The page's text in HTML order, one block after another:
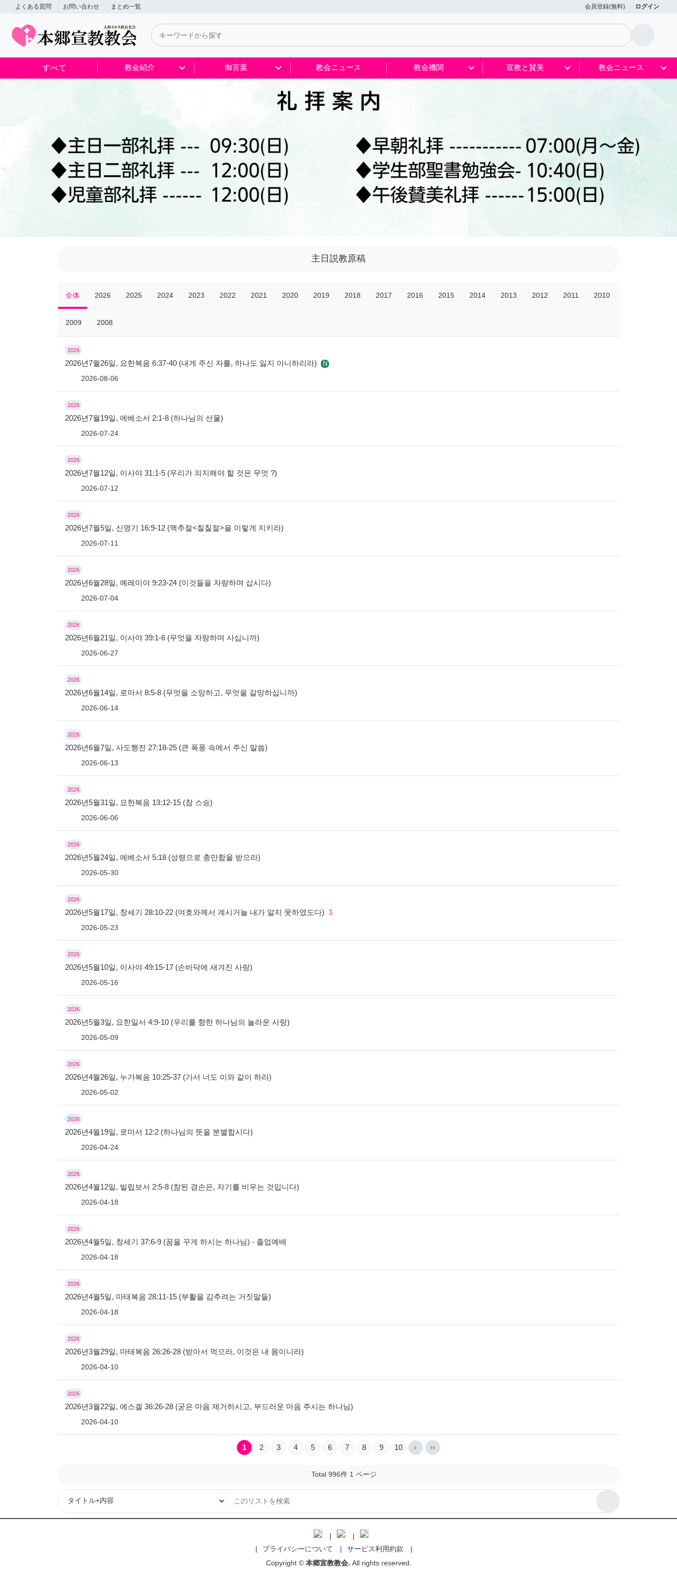
よくある質問 お問い合わせ まとめ一覧 ログイン
会員登録(無料)
すべて 教会紹介 御言葉 教会ニュース 教会機関 宣教と賛美 教会ニュース
主日説教原稿
全体 2026 2025 2024 2023 2022 2021 2020 2019 2018 2017 2016 2015 2014 2013 2012 2011 2010
2009 2008
2026
2026년7월26일, 요한복음 6:37-40 (내게 주신 자를, 하나도 잃지 아니하리라) N
2026-08-06
2026
2026년7월19일, 에베소서 2:1-8 (하나님의 선물)
2026-07-24
2026
2026년7월12일, 이사야 31:1-5 (우리가 의지해야 할 것은 무엇 ?)
2026-07-12
2026
2026년7월5일, 신명기 16:9-12 (맥추절<칠칠절>을 이렇게 지키라)
2026-07-11
2026
2026년6월28일, 예레미야 9:23-24 (이것들을 자랑하며 삽시다)
2026-07-04
2026
2026년6월21일, 이사야 39:1-6 (무엇을 자랑하며 사십니까)
2026-06-27
2026
2026년6월14일, 로마서 8:5-8 (무엇을 소망하고, 무엇을 갈망하십니까)
2026-06-14
2026
2026년6월7일, 사도행전 27:18-25 (큰 폭풍 속에서 주신 말씀)
2026-06-13
2026
2026년5월31일, 요한복음 13:12-15 (참 스승)
2026-06-06
2026
2026년5월24일, 에베소서 5:18 (성령으로 충만함을 받으라)
2026-05-30
2026
2026년5월17일, 창세기 28:10-22 (여호와께서 계시거늘 내가 알지 못하였도다)
1
2026-05-23
2026
2026년5월10일, 이사야 49:15-17 (손바닥에 새겨진 사랑)
2026-05-16
2026
2026년5월3일, 요한일서 4:9-10 (우리를 향한 하나님의 놀라운 사랑)
2026-05-09
2026
2026년4월26일, 누가복음 10:25-37 (가서 너도 이와 같이 하라)
2026-05-02
2026
2026년4월19일, 로마서 12:2 (하나님의 뜻을 분별합시다)
2026-04-24
2026
2026년4월12일, 빌립보서 2:5-8 (참된 겸손은, 자기를 비우는 것입니다)
2026-04-18
2026
2026년4월5일, 창세기 37:6-9 (꿈을 꾸게 하시는 하나님) - 졸업예배
2026-04-18
2026
2026년4월5일, 마태복음 28:11-15 (부활을 감추려는 거짓말들)
2026-04-18
2026
2026년3월29일, 마태복음 26:26-28 (받아서 먹으라, 이것은 내 몸이니라)
2026-04-10
2026
2026년3월22일, 에스겔 36:26-28 (굳은 마음 제거하시고, 부드러운 마음 주시는 하나님)
2026-04-10
1 2 3 4 5 6 7 8 9 10
Total 996件1 ページ
プライバシーについて
サービス利用約款
Copyright © 本郷宣教教会. All rights reserved.